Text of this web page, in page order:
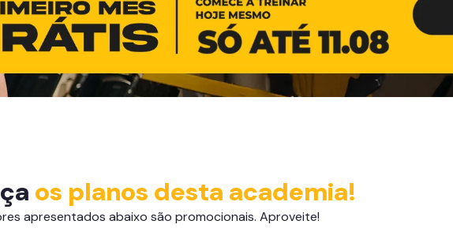
os planos desta academia!
apresentados abaixo são promocionais. Aproveite!